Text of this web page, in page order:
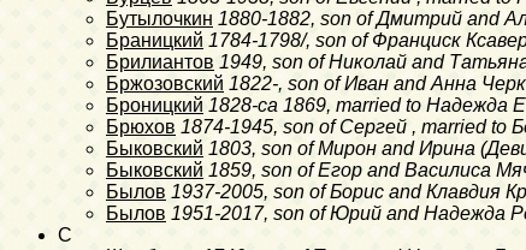
Бутылочкин 1880-1882, son of Дмитрий and
Браницкий 1784-1798/, son of Франциск
Брилиантов 1949, son of Николай and
Бржозовский 1822-, son of Иван and Анна
Броницкий 1828-ca 1869, married to Надежда
Брюхов 1874-1945, son of Сергей , married to
Быковский 1803, son of Мирон and Ирина
Быковский 1859, son of Егор and Василиса
Былов 1937-2005, son of Борис and Клавдия
Былов 1951-2017, son of Юрий and Надежда
C